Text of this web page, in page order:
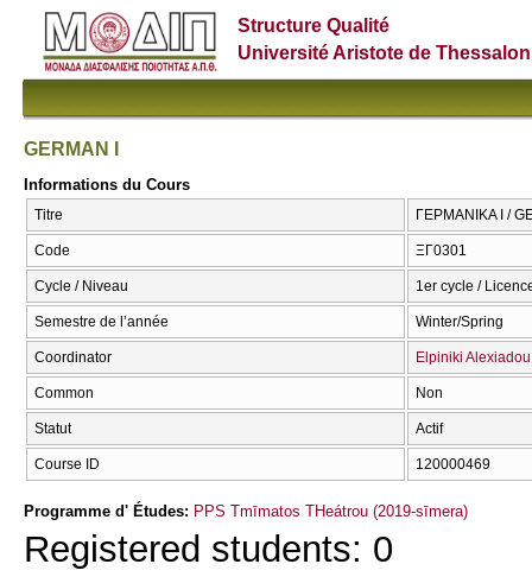
Structure Qualité
Université Aristote de
GERMAN I
Informations du Cours
Titre ΓΕΡΜΑΝΙΚΑ Ι /
Code ΞΓ0301
Cycle / Niveau 1er cycle /
Semestre de l’année Winter/Spring
Coordinator Elpiniki Alexiadou
Common Non
Statut Actif
Course ID 120000469
Programme d' Études: PPS Tmīmatos THeátrou (2019-sīmera)
Registered students: 0